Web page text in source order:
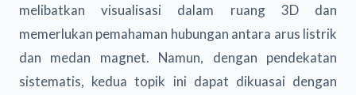
melibatkan visualisasi dalam ruang 3D dan
memerlukan pemahaman hubungan antara arus listrik
dan medan magnet. Namun, dengan pendekatan
sistematis, kedua topik ini dapat dikuasai dengan